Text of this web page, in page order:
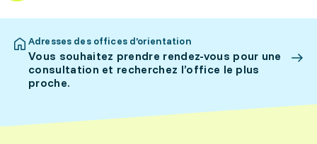
Adresses des offices d’orientation
Vous souhaitez prendre rendez-vous pour une
consultation et recherchez l’office le plus
proche.